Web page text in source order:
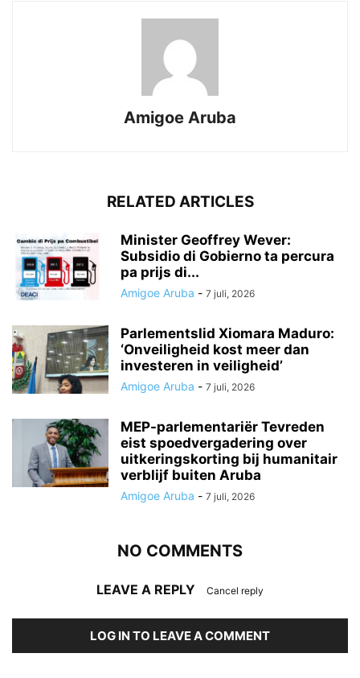
Amigoe Aruba
RELATED ARTICLES
Minister Geoffrey Wever:
Subsidio di Gobierno ta percura
pa prijs di...
Amigoe Aruba - 7 juli, 2026
Parlementslid Xiomara Maduro:
‘Onveiligheid kost meer dan
investeren in veiligheid’
Amigoe Aruba - 7 juli, 2026
MEP-parlementariër Tevreden
eist spoedvergadering over
uitkeringskorting bij humanitair
verblijf buiten Aruba
Amigoe Aruba - 7 juli, 2026
NO COMMENTS
LEAVE A REPLY Cancel reply
LOG IN TO LEAVE A COMMENT